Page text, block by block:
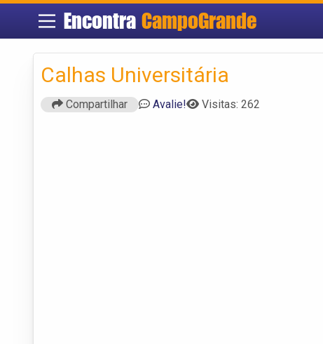
Encontra CampoGrande
Calhas Universitária
Compartilhar Avalie! Visitas: 262